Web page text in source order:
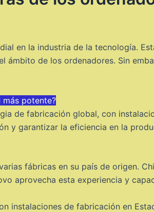
en la industria de la tecnología.
ámbito de los ordenadores. Sin
más potente?
de fabricación global, con
y garantizar la eficiencia en la
fábricas en su país de origen.
aprovecha esta experiencia y
instalaciones de fabricación en